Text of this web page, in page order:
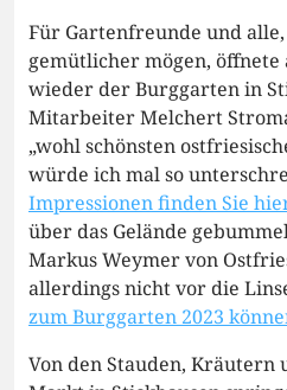
Für Gartenfreunde und
gemütlicher mögen, öffnete
wieder der Burggarten in
Mitarbeiter Melchert
„wohl schönsten
würde ich mal so
Impressionen finden Sie
über das Gelände
Markus Weymer von
allerdings nicht vor die
zum Burggarten 2023
Von den Stauden, Kräutern